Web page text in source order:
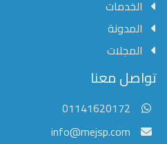
مؤسسة الشرق الأوسط للنشر العلمي
عادةً ما يتم الرد في غضون خمس دقائق
الخدمات
المدونة
المجلات
تواصل معنا
01141620172
info@mejsp.com